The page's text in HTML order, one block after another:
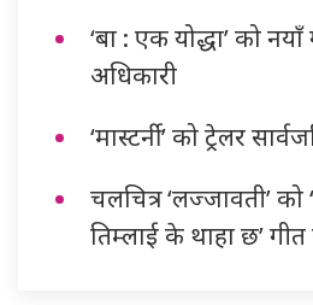
‘बा : एक योद्धा’ को
अधिकारी
‘मास्टर्नी’ को ट्रेलर
चलचित्र ‘लज्जावती’
तिम्लाई के थाहा छ’